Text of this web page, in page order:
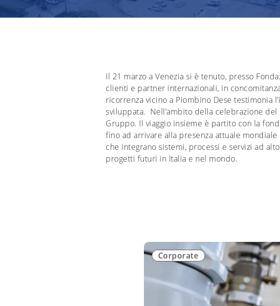
Il 21 marzo a Venezia si è tenuto, presso
clienti e partner internazionali, in
ricorrenza vicino a Piombino Dese testimonia
sviluppata. Nell’ambito della celebrazione
Gruppo. Il viaggio insieme è partito con la
fino ad arrivare alla presenza attuale
che integrano sistemi, processi e servizi ad
progetti futuri in Italia e nel mondo.
Corporate